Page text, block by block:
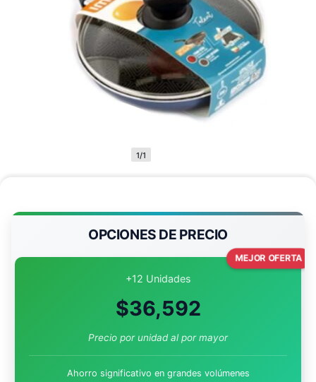
1/1
OPCIONES DE PRECIO
MEJOR OFERTA
+12 Unidades
$36,592
Precio por unidad al por mayor
Ahorro significativo en grandes volúmenes